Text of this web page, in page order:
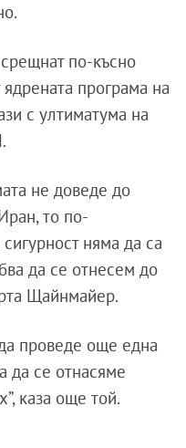
по-късно
програма на
с ултиматума на
не доведе до
то по-
няма да са
да се отнесем до
Щайнмайер.
проведе още една
да се отнасяме
каза още той.